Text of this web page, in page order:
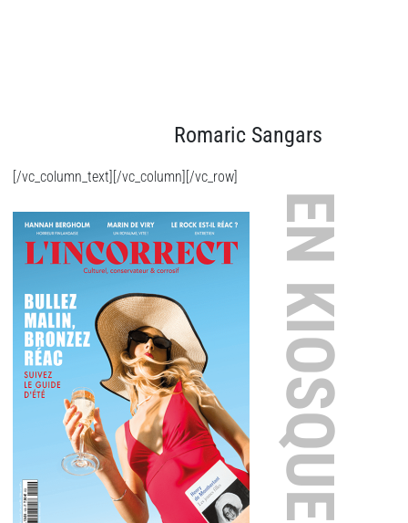
Romaric Sangars
[/vc_column_text][/vc_column][/vc_row]
EN KIOSQUE